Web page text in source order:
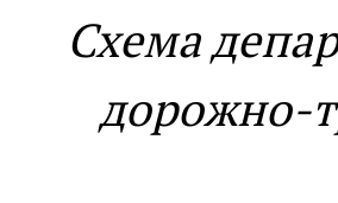
Схема
дорожно-